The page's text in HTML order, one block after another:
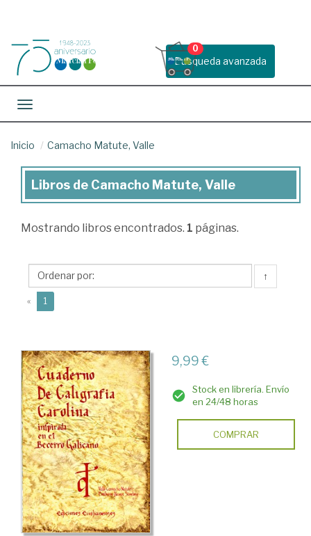
Busqueda avanzada
0
Toggle navigation
Inicio Camacho Matute, Valle
Libros
Camacho
Valle
Libros de Camacho Matute, Valle
Mostrando libros encontrados. 1 páginas.
↑
« 1
9,99 €
Stock en librería. Envío
en 24/48 horas
COMPRAR